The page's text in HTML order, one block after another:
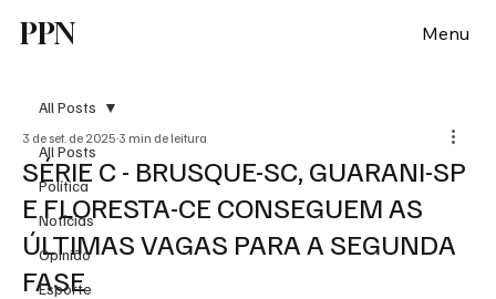
PPN Menu
All Posts
Política
Notícias
Opinião
Esporte
All Posts
SÉRIE C - BRUSQUE-SC, GUARANI-SP
E FLORESTA-CE CONSEGUEM AS
ÚLTIMAS VAGAS PARA A SEGUNDA
FASE
3 de set. de 2025 3 min de leitura